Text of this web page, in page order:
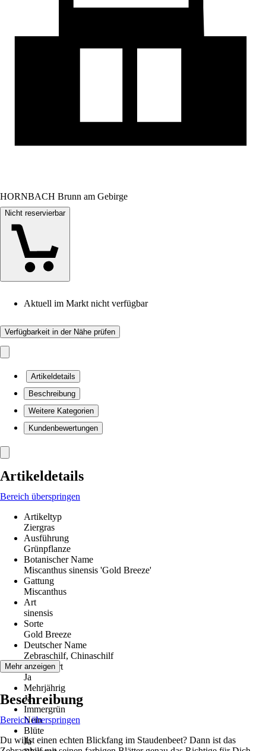
HORNBACH Brunn am Gebirge
Nicht reservierbar
Aktuell im Markt nicht verfügbar
Verfügbarkeit in der Nähe prüfen
Artikeldetails
Beschreibung
Weitere Kategorien
Kundenbewertungen
Artikeldetails
Bereich überspringen
Artikeltyp
Ziergras
Ausführung
Grünpflanze
Botanischer Name
Miscanthus sinensis 'Gold Breeze'
Gattung
Miscanthus
Art
sinensis
Sorte
Gold Breeze
Deutscher Name
Zebraschilf, Chinaschilf
Winterhart
Ja
Mehrjährig
Ja
Immergrün
Nein
Blüte
Ja
Mehr anzeigen
Beschreibung
Bereich überspringen
Du willst einen echten Blickfang im Staudenbeet? Dann ist das